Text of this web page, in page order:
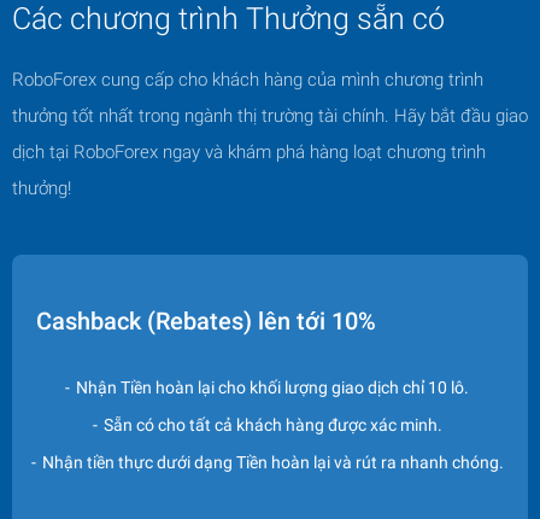
Các chương trình Thưởng sẵn có
RoboForex cung cấp cho khách hàng của mình chương trình
thưởng tốt nhất trong ngành thị trường tài chính. Hãy bắt đầu giao
dịch tại RoboForex ngay và khám phá hàng loạt chương trình
thưởng!
Cashback (Rebates) lên tới 10%
Nhận Tiền hoàn lại cho khối lượng giao dịch chỉ 10 lô.
Sẵn có cho tất cả khách hàng được xác minh.
Nhận tiền thực dưới dạng Tiền hoàn lại và rút ra nhanh chóng.